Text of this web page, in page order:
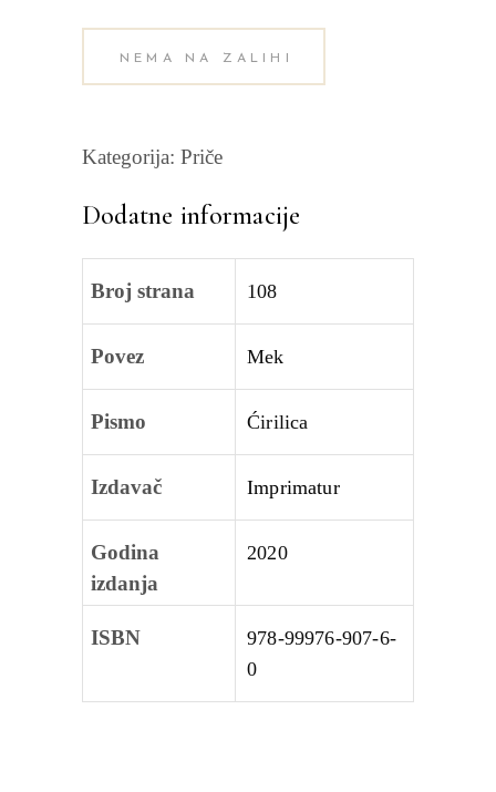
NEMA NA ZALIHI
Kategorija: Priče
Dodatne informacije
Broj strana 108
Povez Mek
Pismo Ćirilica
Izdavač Imprimatur
Godina
izdanja
2020
ISBN
978-99976-907-6-
0